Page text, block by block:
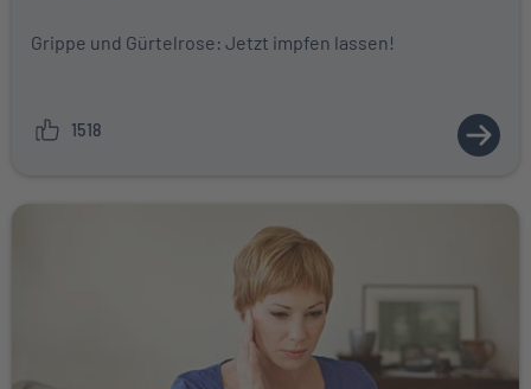
Grippe und Gürtelrose: Jetzt impfen lassen!
1518
ZUM